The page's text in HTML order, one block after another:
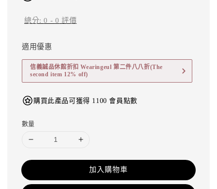
總分:0 - 0 評價
適用優惠
信義誠品休館折扣 Wearingeul 第二件八八折(The
second item 12% off)
購買此產品可獲得 1100 會員點數
數量
加入購物車